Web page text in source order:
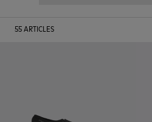
55ARTICLES